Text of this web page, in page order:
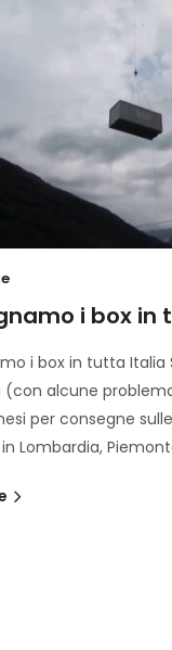
i box in
i box in tutta Italia
alcune
per consegne
Lombardia,